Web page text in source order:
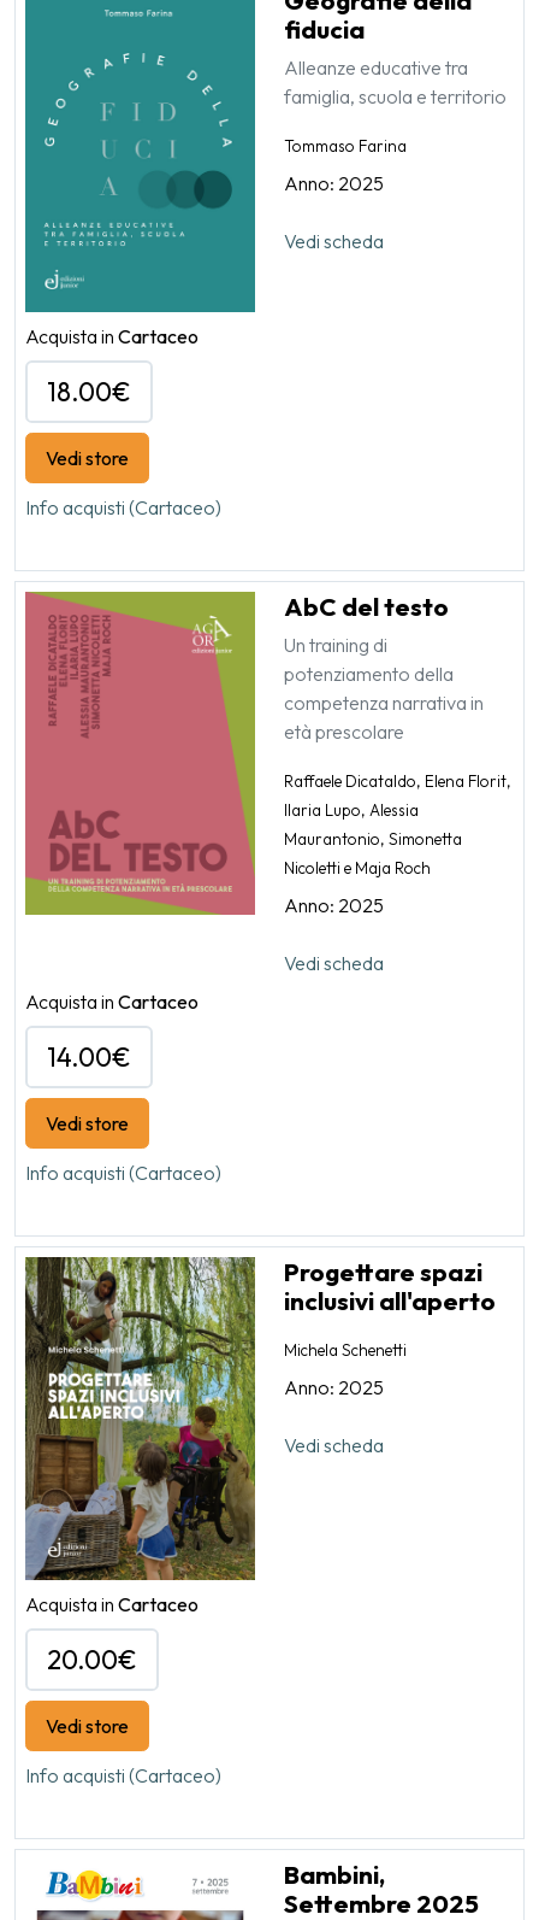
fiducia
Alleanze educative tra
famiglia, scuola e territorio
Tommaso Farina
Anno: 2025
Vedi scheda
Acquista in Cartaceo
18.00€
Vedi store
Info acquisti (Cartaceo)
AbC del testo
Un training di
potenziamento della
competenza narrativa in
età prescolare
Raffaele Dicataldo, Elena Florit,
Ilaria Lupo, Alessia
Maurantonio, Simonetta
Nicoletti e Maja Roch
Anno: 2025
Vedi scheda
Acquista in Cartaceo
14.00€
Vedi store
Info acquisti (Cartaceo)
Progettare spazi
inclusivi all'aperto
Michela Schenetti
Anno: 2025
Vedi scheda
Acquista in Cartaceo
20.00€
Vedi store
Info acquisti (Cartaceo)
Bambini,
Settembre 2025